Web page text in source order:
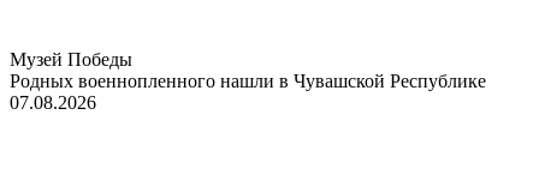
Музей Победы
Родных военнопленного нашли в Чувашской Республике
07.08.2026